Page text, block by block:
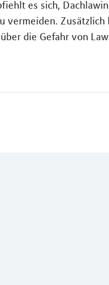
es sich,
vermeiden.
die Gefahr von